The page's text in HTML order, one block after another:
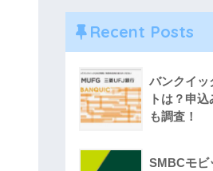
Recent Posts
バンクイッ
トは？申
も調査！
SMBCモビ